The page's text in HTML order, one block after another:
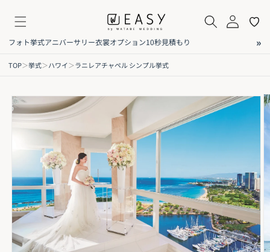
ンツに
進む
ペ
に
フォト挙式アニバーサリー衣裳オプション10秒見積もり »
TOP＞挙式＞ハワイ＞ラニレアチャペル シンプル挙式
商品詳細オプションレビューご利用方法
商品情
報にス
キップ
出発前レンタル衣裳プラン
セレクトできる衣裳プラン。
小物やヘアアレンジなどトータルコーディネートもイメージしやす
く、当日まで安心してお過ごしいただけます。
✨ポイント
①出発前に試着&予約
②日本でサイズ合わせした衣裳を持ち運ぶ安心感
③トータルコーディネート
現地レンタル衣裳プラン